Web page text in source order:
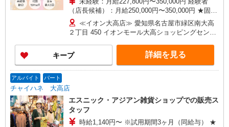
（店長候補）：月給250,000円〜350,000円 ★固定
残業手当：28,800円（月給に含む） ※経験・能力
考慮 ※固定残業時間は1ヶ月あたり20時間、超過
時は追加で残業手当支給 ※月3万円まで交通費支
給 ※試用期間（2〜3ヶ月）も同条件 【手当】固
定残業手当／資格手当／店舗職制手当／住宅手当
（実家外かつ賃貸の場合のみ別途支給）※入社時
異なります。詳細は面接時にお尋ねください。
≪イオン大高店≫ 愛知県名古屋市緑区南大高
２丁目 450 イオンモール大高ショッピングセンタ
キープ 詳細を見る
アルバイト パート
チャイハネ 大高店
エスニック・アジアン雑貨ショップでの販売ス
タッフ
時給1,140円〜 ※試用期間3ヶ月（同給与） ★